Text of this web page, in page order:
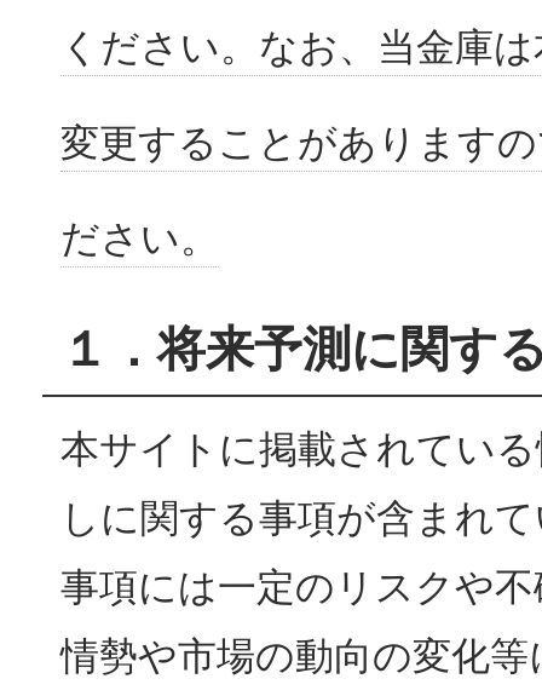
ください。なお、当金庫
変更することがあります
ださい。
１．将来予測に関す
本サイトに掲載されてい
しに関する事項が含まれ
事項には一定のリスクや
情勢や市場の動向の変化